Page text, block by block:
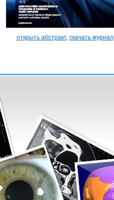
открыть абстракт, скачать журнал